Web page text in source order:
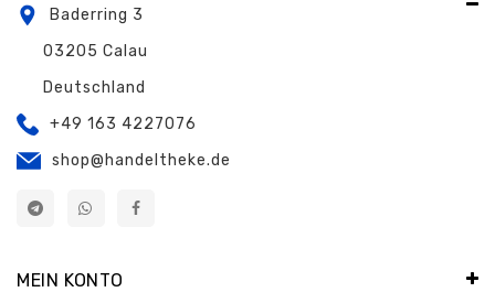
Baderring 3
03205 Calau
Deutschland
+49 163 4227076
shop@handeltheke.de
MEIN KONTO